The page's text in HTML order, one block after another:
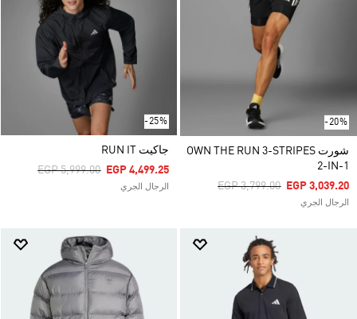
-20%
شورت OWN THE RUN 3-STRIPES
2-IN-1
Price Reduced From
EGP 3,799.00ToEGP 3,039.20
الرجال الجري
-25%
جاكيت RUN IT
Price Reduced From
EGP 5,999.00ToEGP 4,499.25
الرجال الجري